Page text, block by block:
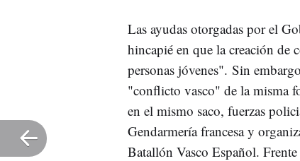
Las ayudas otorgadas por el
hincapié en que la creación de
personas jóvenes". Sin
"conflicto vasco" de la misma
en el mismo saco, fuerzas
Gendarmería francesa y
Batallón Vasco Español.